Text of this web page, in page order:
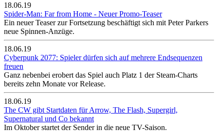
18.06.19
Spider-Man: Far from Home - Neuer Promo-Teaser
Ein neuer Teaser zur Fortsetzung beschäftigt sich mit Peter Parkers
neue Spinnen-Anzüge.
18.06.19
Cyberpunk 2077: Spieler dürfen sich auf mehrere Endsequenzen
freuen
Ganz nebenbei erobert das Spiel auch Platz 1 der Steam-Charts
bereits zehn Monate vor Release.
18.06.19
The CW gibt Startdaten für Arrow, The Flash, Supergirl,
Supernatural und Co bekannt
Im Oktober startet der Sender in die neue TV-Saison.